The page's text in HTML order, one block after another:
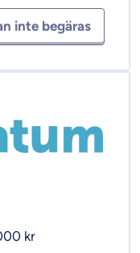
inte begäras
kr